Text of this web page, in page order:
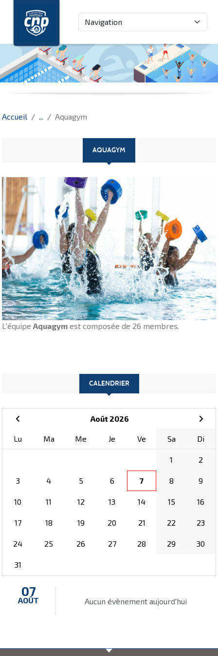
Accueil Aquagym
AQUAGYM
L'équipe Aquagym est composée de 26 membres.
CALENDRIER
Août 2026
Lu Ma Me Je Ve Sa Di
1 2
3 4 5 6 7 8 9
10 11 12 13 14 15 16
17 18 19 20 21 22 23
24 25 26 27 28 29 30
31
07
AOÛT Aucun évènement aujourd'hui